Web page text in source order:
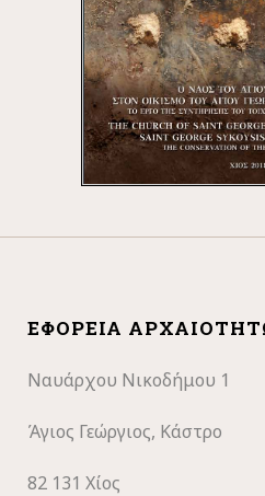
ΕΦΟΡΕΊΑ
Ναυάρχου Νικοδήμου 1
Άγιος Γεώργιος, Κάστρο
82 131 Χίος